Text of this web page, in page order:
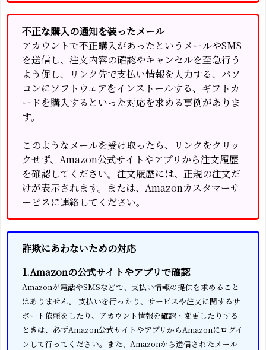
不正な購入の通知を装ったメール
アカウントで不正購入があったというメールやSMS
を送信し、注文内容の確認やキャンセルを至急行う
よう促し、リンク先で支払い情報を入力する、パソ
コンにソフトウェアをインストールする、ギフトカ
ードを購入するといった対応を求める事例がありま
す。
このようなメールを受け取ったら、リンクをクリッ
クせず、Amazon公式サイトやアプリから注文履歴
を確認してください。注文履歴には、正規の注文だ
けが表示されます。または、Amazonカスタマーサ
ービスに連絡してください。
詐欺にあわないための対応
1.Amazonの公式サイトやアプリで確認
Amazonが電話やSMSなどで、支払い情報の提供を求めること
はありません。 支払いを行ったり、サービスや注文に関するサ
ポート依頼をしたり、アカウント情報を確認・変更したりする
ときは、必ずAmazon公式サイトやアプリからAmazonにログイ
ンして行ってください。また、Amazonから送信されたメール